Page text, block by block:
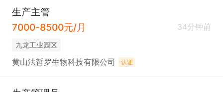
生产主管
7000-8500元/月
34分钟前
九龙工业园区
黄山法哲罗生物科技有限公司 认证